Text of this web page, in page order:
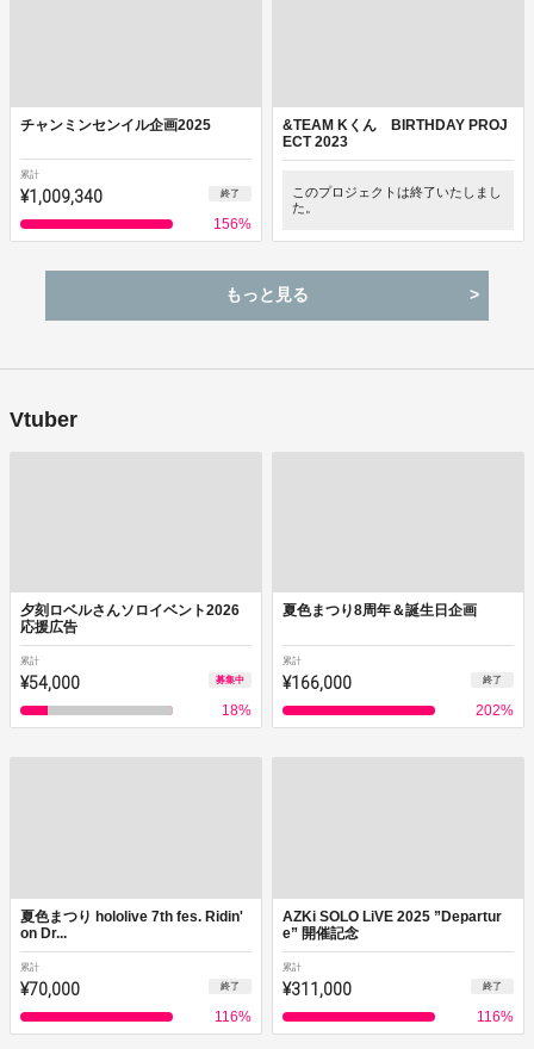
チャンミンセンイル企画2025
累計
¥1,009,340 終了
156%
&TEAM Kくん BIRTHDAY PROJ
ECT 2023
このプロジェクトは終了いたしまし
た。
もっと見る
Vtuber
夕刻ロベルさんソロイベント2026
応援広告
累計
¥54,000 募集中
18%
夏色まつり8周年＆誕生日企画
累計
¥166,000 終了
202%
夏色まつり hololive 7th fes. Ridin'
on Dr...
累計
¥70,000 終了
116%
AZKi SOLO LiVE 2025 ”Departur
e” 開催記念
累計
¥311,000 終了
116%